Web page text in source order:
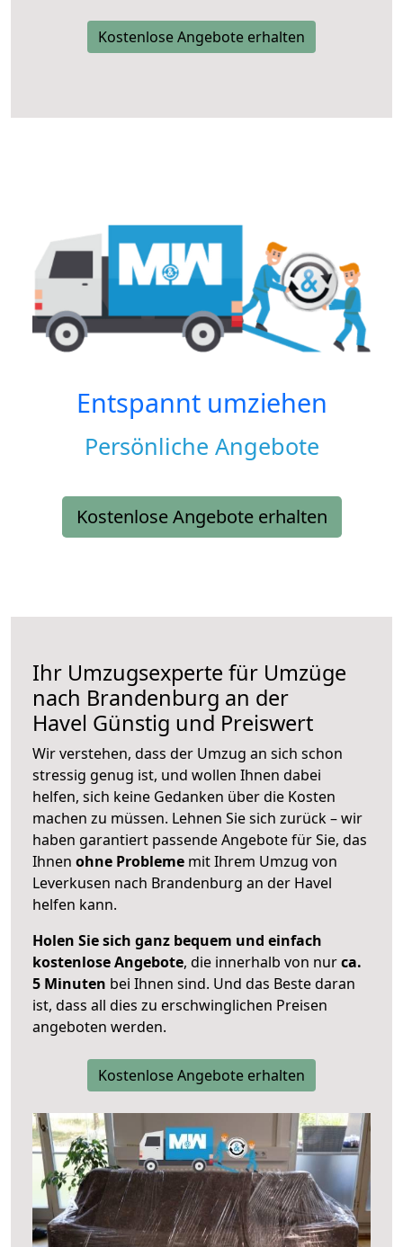
Kostenlose Angebote erhalten
Entspannt umziehen
Persönliche Angebote
Kostenlose Angebote erhalten
Ihr Umzugsexperte für Umzüge
nach Brandenburg an der
Havel Günstig und Preiswert
Wir verstehen, dass der Umzug an sich schon
stressig genug ist, und wollen Ihnen dabei
helfen, sich keine Gedanken über die Kosten
machen zu müssen. Lehnen Sie sich zurück – wir
haben garantiert passende Angebote für Sie, das
Ihnen ohne Probleme mit Ihrem Umzug von
Leverkusen nach Brandenburg an der Havel
helfen kann.
Holen Sie sich ganz bequem und einfach
kostenlose Angebote, die innerhalb von nurca.
5 Minuten bei Ihnen sind. Und das Beste daran
ist, dass all dies zu erschwinglichen Preisen
angeboten werden.
Kostenlose Angebote erhalten